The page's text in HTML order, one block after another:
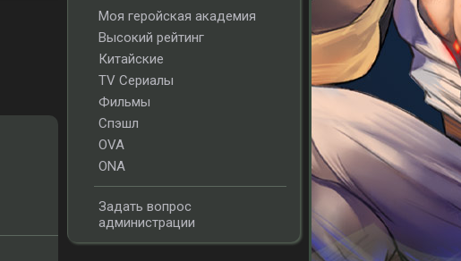
Моя геройская академия
Высокий рейтинг
Китайские
TV Сериалы
Фильмы
Спэшл
OVA
ONA
Задать вопрос
администрации